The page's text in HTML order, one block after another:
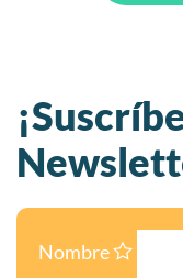
Nombre